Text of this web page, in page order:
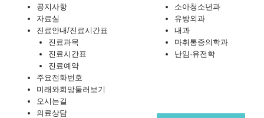
공지사항
자료실
진료안내/진료시간표
진료과목
진료시간표
진료예약
주요전화번호
미래와희망둘러보기
오시는길
의료상담
소아청소년과
유방외과
내과
마취통증의학과
난임·유전학